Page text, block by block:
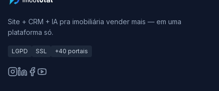
Site + CRM + IA pra imobiliária vender mais — em uma
plataforma só.
LGPD SSL +40 portais